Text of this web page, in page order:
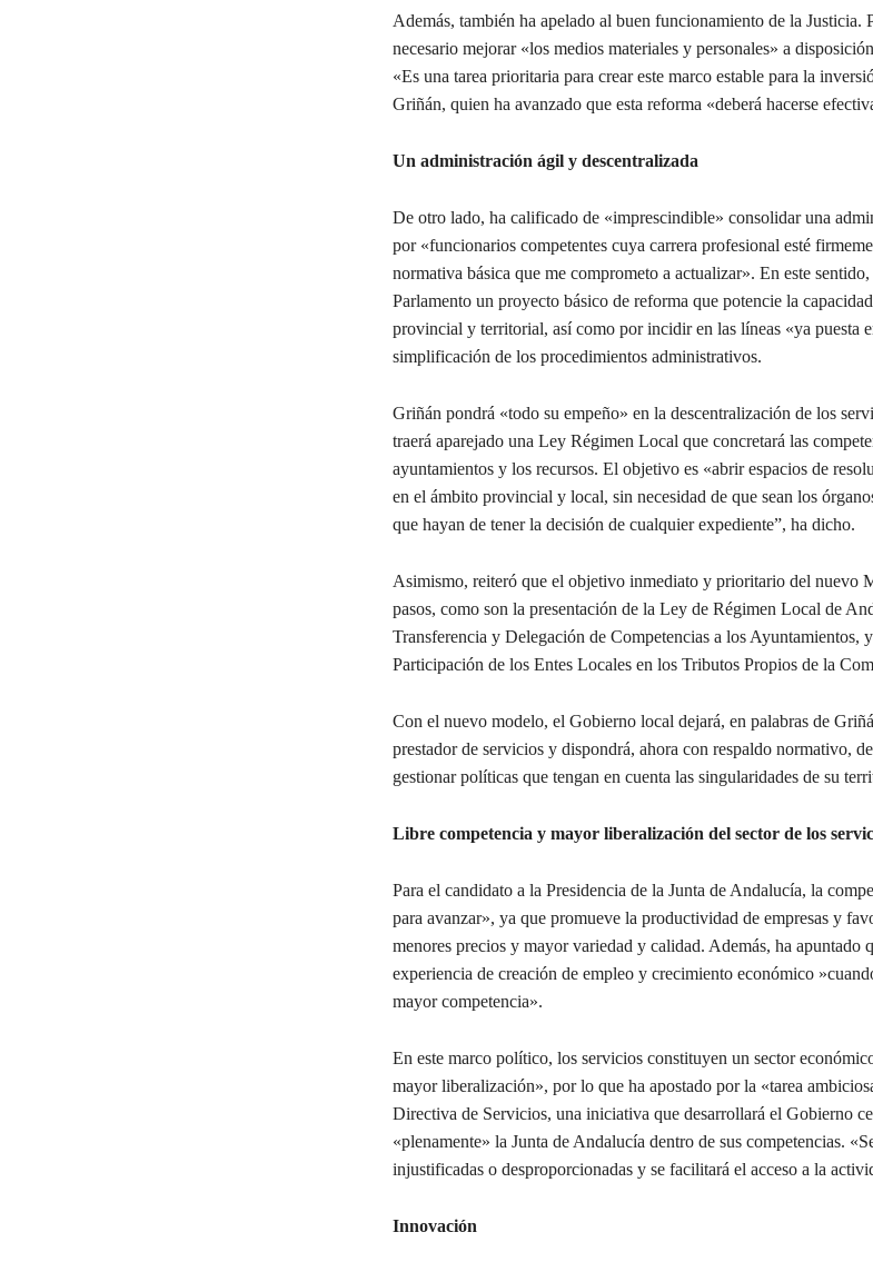
Además, también ha apelado al buen funcionamiento de la Justicia.
necesario mejorar «los medios materiales y personales» a
«Es una tarea prioritaria para crear este marco estable para la
Griñán, quien ha avanzado que esta reforma «deberá hacerse
Un administración ágil y descentralizada
De otro lado, ha calificado de «imprescindible» consolidar una
por «funcionarios competentes cuya carrera profesional esté
normativa básica que me comprometo a actualizar». En este
Parlamento un proyecto básico de reforma que potencie la
provincial y territorial, así como por incidir en las líneas «ya puesta
simplificación de los procedimientos administrativos.
Griñán pondrá «todo su empeño» en la descentralización de los
traerá aparejado una Ley Régimen Local que concretará las
ayuntamientos y los recursos. El objetivo es «abrir espacios de
en el ámbito provincial y local, sin necesidad de que sean los
que hayan de tener la decisión de cualquier expediente”, ha dicho.
Asimismo, reiteró que el objetivo inmediato y prioritario del nuevo
pasos, como son la presentación de la Ley de Régimen Local de
Transferencia y Delegación de Competencias a los Ayuntamientos,
Participación de los Entes Locales en los Tributos Propios de la
Con el nuevo modelo, el Gobierno local dejará, en palabras de
prestador de servicios y dispondrá, ahora con respaldo normativo,
gestionar políticas que tengan en cuenta las singularidades de su
Libre competencia y mayor liberalización del sector de los
Para el candidato a la Presidencia de la Junta de Andalucía, la
para avanzar», ya que promueve la productividad de empresas y
menores precios y mayor variedad y calidad. Además, ha apuntado
experiencia de creación de empleo y crecimiento económico
mayor competencia».
En este marco político, los servicios constituyen un sector
mayor liberalización», por lo que ha apostado por la «tarea
Directiva de Servicios, una iniciativa que desarrollará el Gobierno
«plenamente» la Junta de Andalucía dentro de sus competencias.
injustificadas o desproporcionadas y se facilitará el acceso a la
Innovación